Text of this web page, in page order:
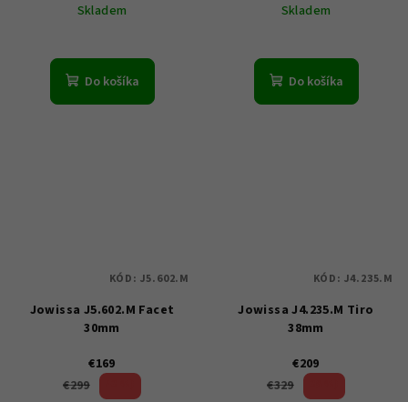
Skladem
Do košíka
Skladem
Do košíka
Jowissa J5.602.M Facet
30mm
€169
€299
KÓD: J5.602.M
Jowissa J4.235.M Tiro
38mm
€209
€329
KÓD: J4.235.M